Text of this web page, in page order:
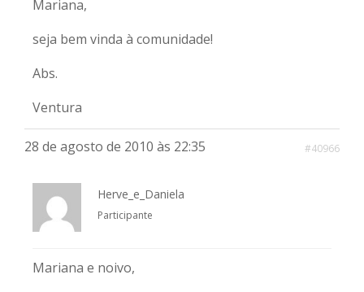
Mariana,
seja bem vinda à comunidade!
Abs.
Ventura
28 de agosto de 2010 às 22:35 #40966
Herve_e_Daniela
Participante
Mariana e noivo,